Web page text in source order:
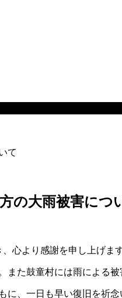
て
方の大雨被害につ
心より感謝を申し上げます
た鼓童村には雨による
、一日も早い復旧を祈念